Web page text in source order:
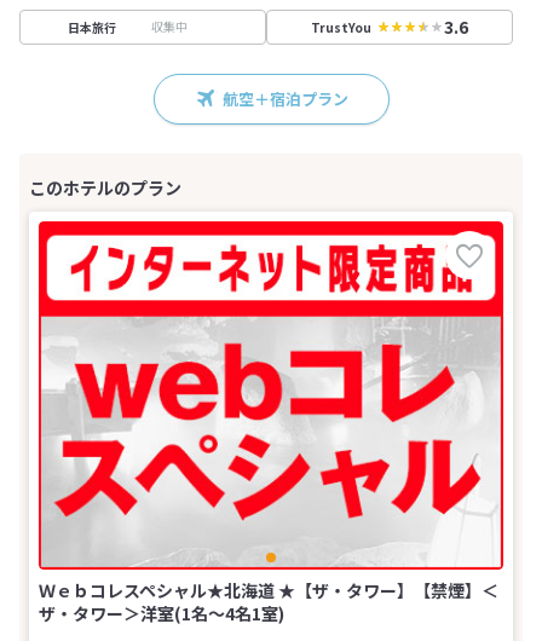
日本旅行 収集中 TrustYou 3.6
航空＋宿泊プラン
Ｗｅｂコレスペシャル★北海道 ★【ザ・タワー】【禁煙】＜
ザ・タワー＞洋室(1名～4名1室)